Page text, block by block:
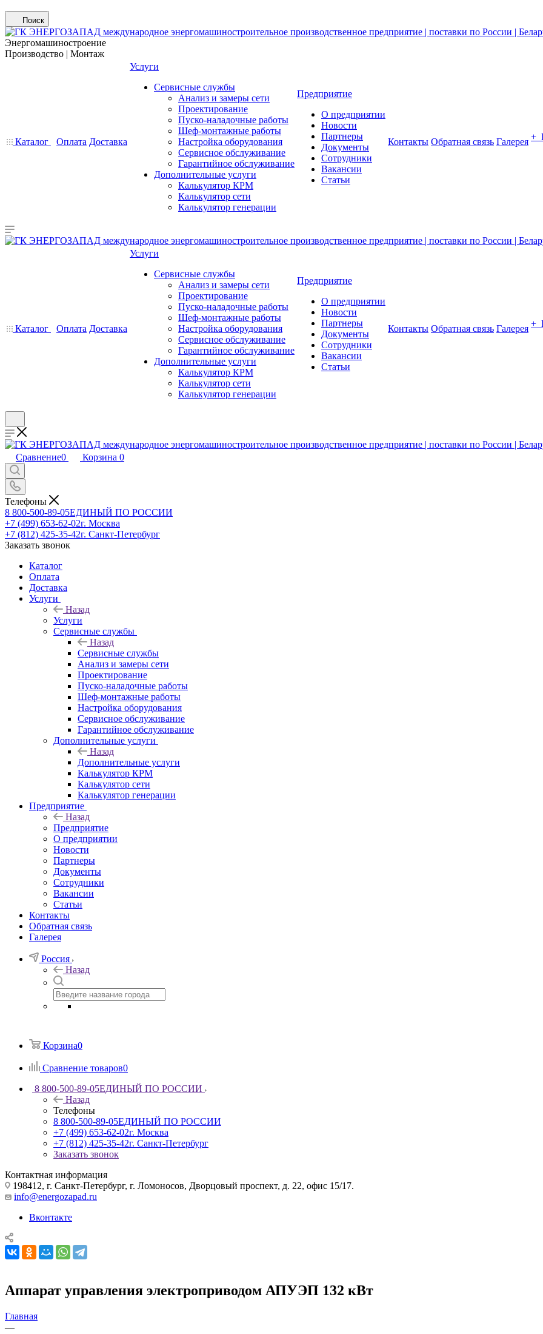
Поиск
Энергомашиностроение
Производство | Монтаж
Каталог Оплата Доставка
Услуги
Сервисные службы
Анализ и замеры сети
Проектирование
Пуско-наладочные работы
Шеф-монтажные работы
Настройка оборудования
Сервисное обслуживание
Гарантийное обслуживание
Дополнительные услуги
Калькулятор КРМ
Калькулятор сети
Калькулятор генерации
Предприятие
О предприятии
Новости
Партнеры
Документы
Сотрудники
Вакансии
Статьи
Контакты Обратная связь Галерея +
Каталог Оплата Доставка
Услуги
Сервисные службы
Анализ и замеры сети
Проектирование
Пуско-наладочные работы
Шеф-монтажные работы
Настройка оборудования
Сервисное обслуживание
Гарантийное обслуживание
Дополнительные услуги
Калькулятор КРМ
Калькулятор сети
Калькулятор генерации
Предприятие
О предприятии
Новости
Партнеры
Документы
Сотрудники
Вакансии
Статьи
Контакты Обратная связь Галерея +
Сравнение0 Корзина 0
Телефоны
8 800-500-89-05ЕДИНЫЙ ПО РОССИИ
+7 (499) 653-62-02г. Москва
+7 (812) 425-35-42г. Санкт-Петербург
Заказать звонок
Каталог
Оплата
Доставка
Услуги
Назад
Услуги
Сервисные службы
Назад
Сервисные службы
Анализ и замеры сети
Проектирование
Пуско-наладочные работы
Шеф-монтажные работы
Настройка оборудования
Сервисное обслуживание
Гарантийное обслуживание
Дополнительные услуги
Назад
Дополнительные услуги
Калькулятор КРМ
Калькулятор сети
Калькулятор генерации
Предприятие
Назад
Предприятие
О предприятии
Новости
Партнеры
Документы
Сотрудники
Вакансии
Статьи
Контакты
Обратная связь
Галерея
Россия
Назад
Корзина0
Сравнение товаров0
8 800-500-89-05ЕДИНЫЙ ПО РОССИИ
Назад
Телефоны
8 800-500-89-05ЕДИНЫЙ ПО РОССИИ
+7 (499) 653-62-02г. Москва
+7 (812) 425-35-42г. Санкт-Петербург
Заказать звонок
Контактная информация
198412, г. Санкт-Петербург, г. Ломоносов, Дворцовый проспект, д. 22, офис 15/17.
info@energozapad.ru
Вконтакте
Аппарат управления электроприводом АПУЭП 132 кВт
Главная
—